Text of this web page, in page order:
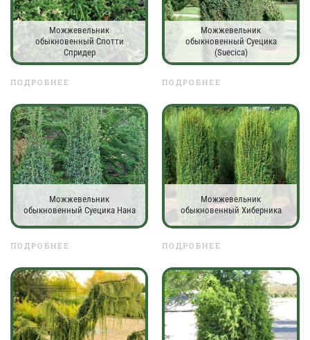
Можжевельник
обыкновенный Спотти
Спридер
ПОДРОБНЕЕ
Можжевельник
обыкновенный Суецика
(Suecica)
ПОДРОБНЕЕ
Можжевельник
обыкновенный Суецика Нана
ПОДРОБНЕЕ
Можжевельник
обыкновенный Хиберника
ПОДРОБНЕЕ